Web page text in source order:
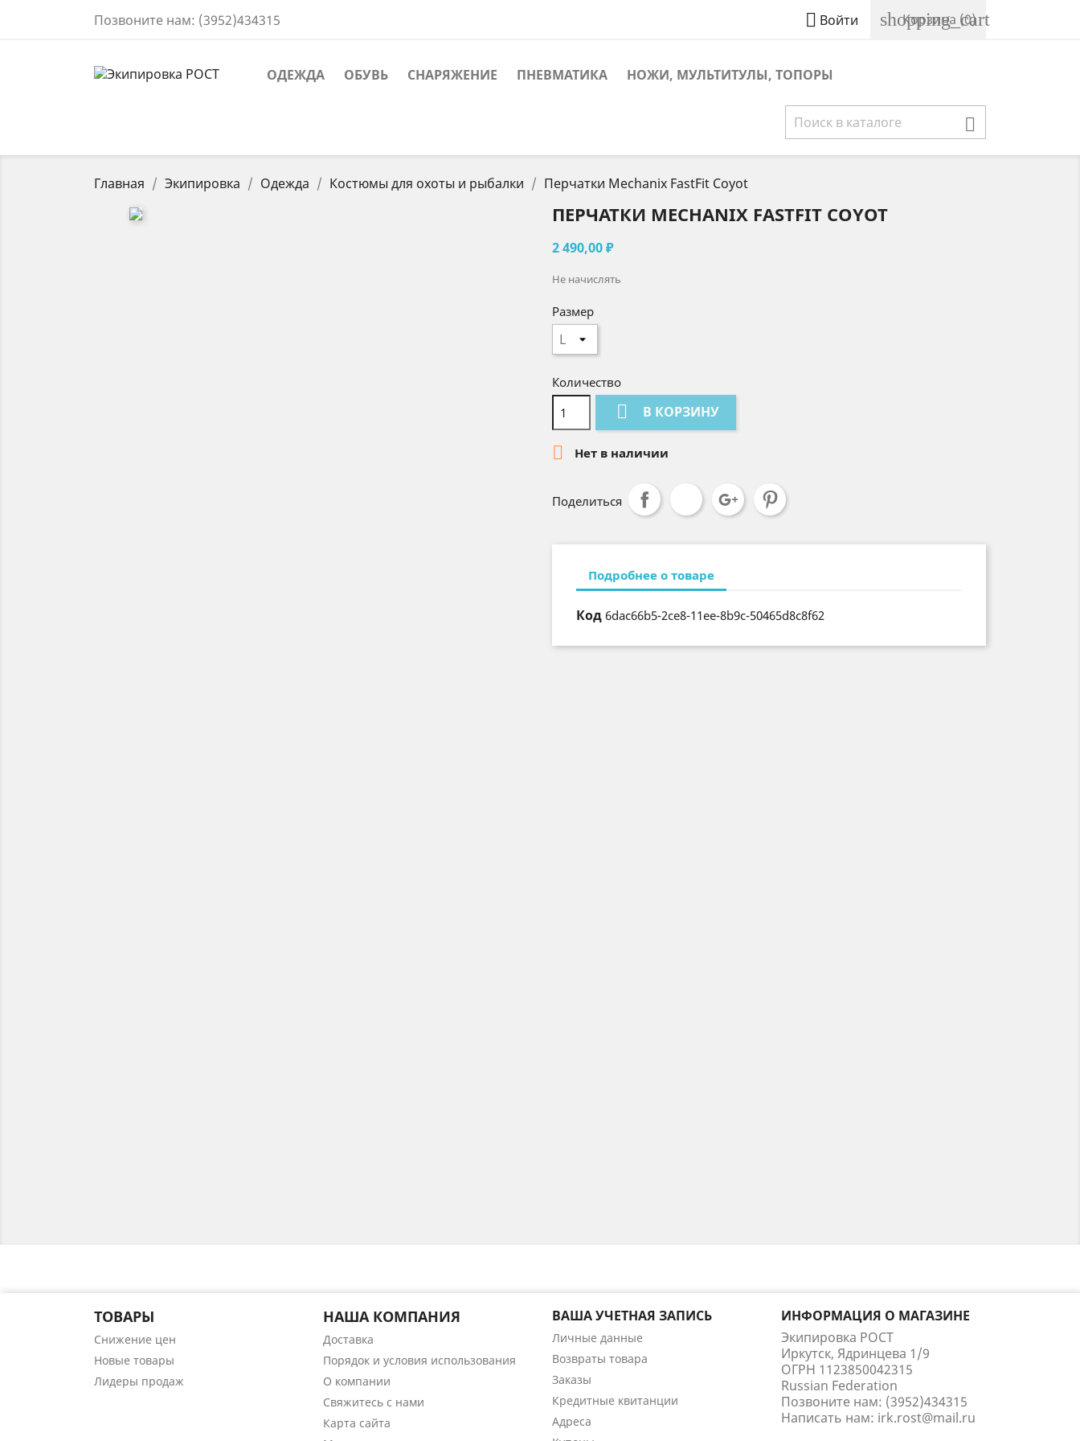
Позвоните нам: (3952)434315  Войти shopping_cart
Корзина (0)
ОДЕЖДА ОБУВЬ СНАРЯЖЕНИЕ ПНЕВМАТИКА НОЖИ, МУЛЬТИТУЛЫ, ТОПОРЫ

Главная Экипировка Одежда Костюмы для охоты и рыбалки Перчатки Mechanix FastFit Coyot
ПЕРЧАТКИ MECHANIX FASTFIT COYOT
2 490,00 ₽
Не начислять
Размер
Количество
 В КОРЗИНУ
 Нет в наличии
Поделиться
Подробнее о товаре
Код 6dac66b5-2ce8-11ee-8b9c-50465d8c8f62
ТОВАРЫ
Снижение цен
Новые товары
Лидеры продаж
НАША КОМПАНИЯ
Доставка
Порядок и условия использования
О компании
Свяжитесь с нами
Карта сайта
ВАША УЧЕТНАЯ ЗАПИСЬ
Личные данные
Возвраты товара
Заказы
Кредитные квитанции
Адреса
ИНФОРМАЦИЯ О МАГАЗИНЕ
Экипировка РОСТ
Иркутск, Ядринцева 1/9
ОГРН 1123850042315
Russian Federation
Позвоните нам: (3952)434315
Написать нам: irk.rost@mail.ru